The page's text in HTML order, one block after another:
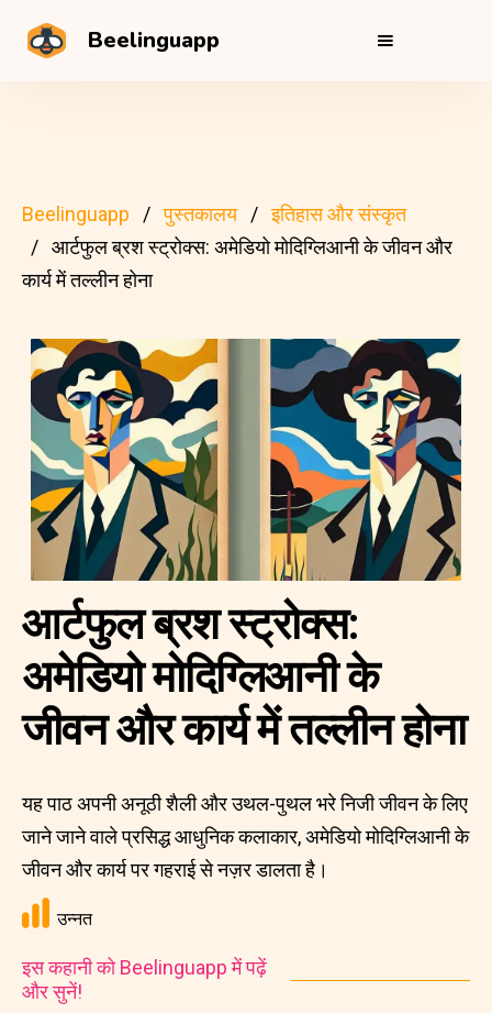
Beelinguapp
Beelinguapp पुस्तकालय
इतिहास और संस्कृत
आर्टफुल ब्रश स्ट्रोक्स: अमेडियो मोदिग्लिआनी के जीवन और
कार्य में तल्लीन होना
आर्टफुल ब्रश स्ट्रोक्स:
अमेडियो मोदिग्लिआनी के
जीवन और कार्य में तल्लीन होना
यह पाठ अपनी अनूठी शैली और उथल-पुथल भरे निजी जीवन के लिए
जाने जाने वाले प्रसिद्ध आधुनिक कलाकार, अमेडियो मोदिग्लिआनी के
जीवन और कार्य पर गहराई से नज़र डालता है।
उन्नत
इस कहानी को Beelinguapp में पढ़ें
और सुनें!